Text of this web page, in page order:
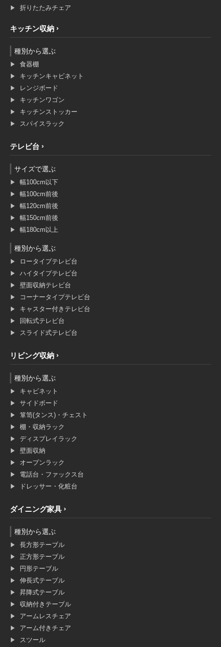
折りたたみチェア
キッチン収納
種別から選ぶ
食器棚
キッチンキャビネット
レンジボード
キッチンワゴン
キッチンストッカー
スパイスラック
テレビ台
サイズで選ぶ
幅100cm以下
幅100cm前後
幅120cm前後
幅150cm前後
幅180cm以上
種別から選ぶ
ロータイプテレビ台
ハイタイプテレビ台
壁面収納テレビ台
コーナータイプテレビ台
キャスター付きテレビ台
回転式テレビ台
スライド式テレビ台
リビング収納
種別から選ぶ
キャビネット
サイドボード
箪笥(タンス)・チェスト
棚・収納ラック
ディスプレイラック
壁面収納
オープンラック
電話台・ファックス台
ドレッサー・化粧台
ダイニング家具
種別から選ぶ
長方形テーブル
正方形テーブル
円形テーブル
伸長式テーブル
昇降式テーブル
収納付きテーブル
アームレスチェア
アーム付きチェア
スツール